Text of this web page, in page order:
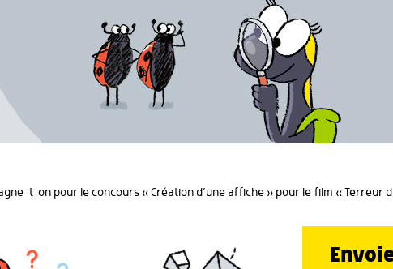
t-on pour le concours « Création d’une affiche » pour le film « Terreur